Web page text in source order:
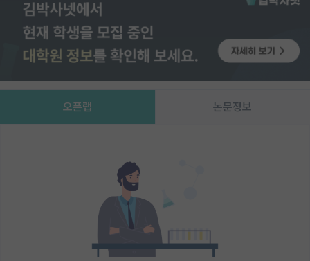
오픈랩 논문정보